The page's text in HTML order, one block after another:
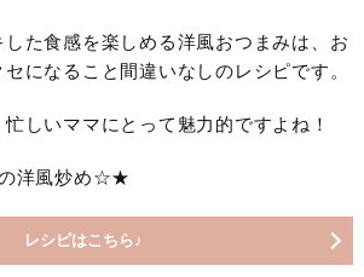
た食感を楽しめる洋風おつまみは、お
になること間違いなしのレシピです。
しいママにとって魅力的ですよね！
洋風炒め☆★
レシピはこちら♪